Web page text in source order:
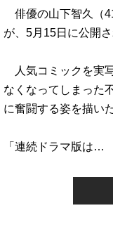
俳優の山下智久（
が、5月15日に公開さ
人気コミックを実
なくなってしまった
に奮闘する姿を描い
「連続ドラマ版は…